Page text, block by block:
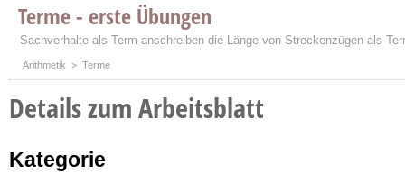
Terme - erste Übungen
Sachverhalte als Term anschreiben die Länge von Streckenzügen als
Arithmetik > Terme
Details zum Arbeitsblatt
Kategorie